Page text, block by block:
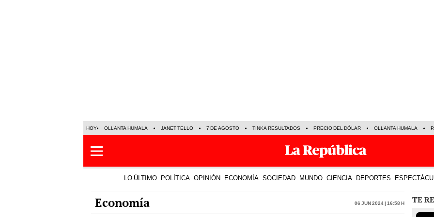
HOY OLLANTA HUMALA JANET TELLO 7 DE AGOSTO TINKA RESULTADOS PRECIO DEL DÓLAR OLLANTA HUMALA
LO ÚLTIMO POLÍTICA OPINIÓN ECONOMÍA SOCIEDAD MUNDO CIENCIA DEPORTES
Economía 06 Jun 2024 | 16:58 h TE